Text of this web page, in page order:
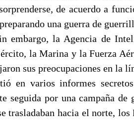
de acuerdo a
una guerra de
embargo, la Agencia de
la Marina y la Fuerza
sus preocupaciones en la
en varios informes
seguida por una campaña
trasladaban hacia el norte, los